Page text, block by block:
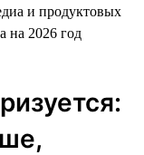
и продуктовых
на 2026 год